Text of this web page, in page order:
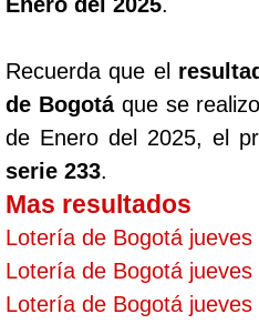
Recuerda que el
de Bogotáque se
de Enero del 2025, el
serie 233.
Mas resultados
Lotería de Bogotá
Lotería de Bogotá
Lotería de Bogotá